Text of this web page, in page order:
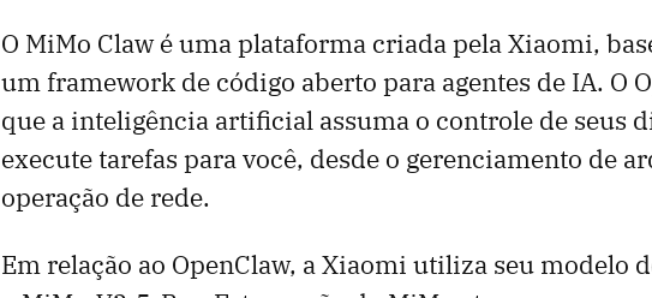
O MiMo Claw é uma plataforma criada pela Xiaomi,
um framework de código aberto para agentes de IA. O
que a inteligência artificial assuma o controle de seus
execute tarefas para você, desde o gerenciamento de
operação de rede.
Em relação ao OpenClaw, a Xiaomi utiliza seu modelo